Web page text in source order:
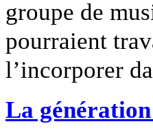
groupe de
pourraient
l’incorporer
La